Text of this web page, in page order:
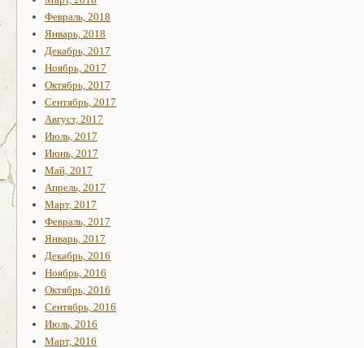
Февраль, 2018
Январь, 2018
Декабрь, 2017
Ноябрь, 2017
Октябрь, 2017
Сентябрь, 2017
Август, 2017
Июль, 2017
Июнь, 2017
Май, 2017
Апрель, 2017
Март, 2017
Февраль, 2017
Январь, 2017
Декабрь, 2016
Ноябрь, 2016
Октябрь, 2016
Сентябрь, 2016
Июль, 2016
Март, 2016